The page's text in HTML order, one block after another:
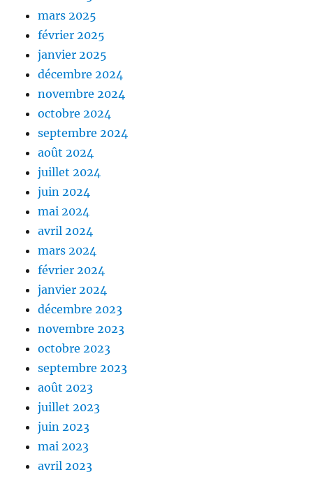
mars 2025
février 2025
janvier 2025
décembre 2024
novembre 2024
octobre 2024
septembre 2024
août 2024
juillet 2024
juin 2024
mai 2024
avril 2024
mars 2024
février 2024
janvier 2024
décembre 2023
novembre 2023
octobre 2023
septembre 2023
août 2023
juillet 2023
juin 2023
mai 2023
avril 2023